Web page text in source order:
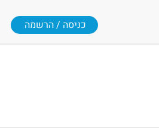
כניסה / הרשמה